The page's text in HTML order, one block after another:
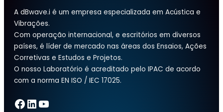
A dBwave.i é um empresa especializada em Acústica e
Vibrações.
Com operação internacional, e escritórios em diversos
países, é líder de mercado nas áreas dos Ensaios, Ações
Corretivas e Estudos e Projetos.
O nosso Laboratório é acreditado pelo IPAC de acordo
com a norma EN ISO / IEC 17025.
Facebook LinkedIn YouTube